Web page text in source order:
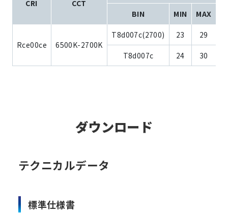
CRI CCT
BIN MIN MAX
Rce00ce 6500K-2700K
T8d007c(2700) 23 29
T8d007c 24 30
ダウンロード
テクニカルデータ
標準仕様書